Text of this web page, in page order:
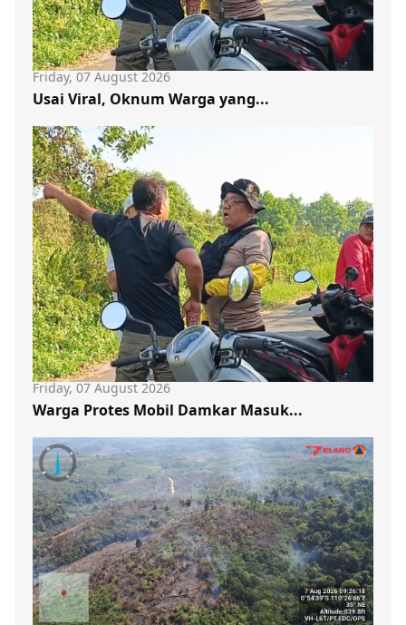
Friday, 07 August 2026
Usai Viral, Oknum Warga yang...
Friday, 07 August 2026
Warga Protes Mobil Damkar Masuk...